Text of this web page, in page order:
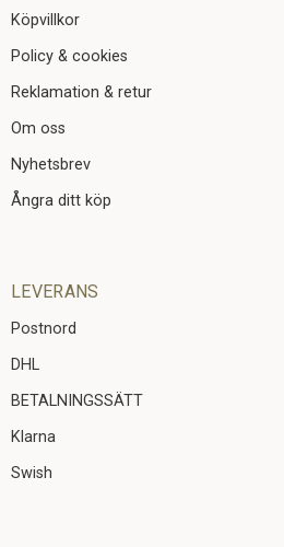
Köpvillkor
Policy & cookies
Reklamation & retur
Om oss
Nyhetsbrev
Ångra ditt köp
LEVERANS
Postnord
DHL
BETALNINGSSÄTT
Klarna
Swish